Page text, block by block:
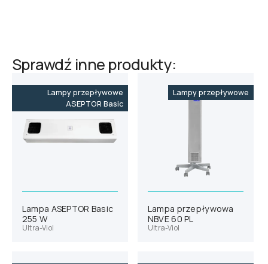
Sprawdź inne produkty:
Lampy przepływowe
ASEPTOR Basic
Lampa ASEPTOR Basic
255 W
Ultra-Viol
Lampy przepływowe
Lampa przepływowa
NBVE 60 PL
Ultra-Viol